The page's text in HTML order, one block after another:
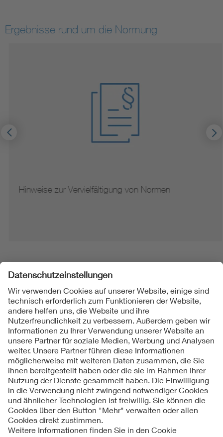
Ergebnisse rund um die Normung
Hinweise zur Vervielfältigung von Normen
Folgen Sie uns
Kontakt
Impressum
Datenschutzinformationen